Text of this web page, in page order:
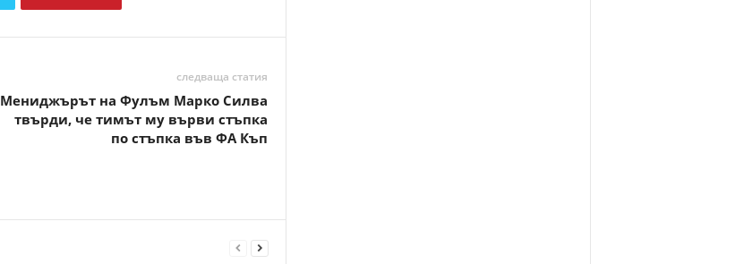
следваща статия
Мениджърът на Фулъм Марко Силва
твърди, че тимът му върви стъпка
по стъпка във ФА Къп